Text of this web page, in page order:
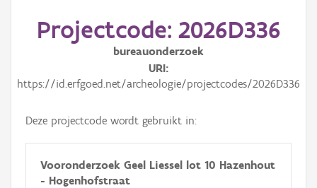
Projectcode: 2026D336
bureauonderzoek
URI
https://id.erfgoed.net/archeologie/projectcodes/2026D336
Deze projectcode wordt gebruikt in:
Vooronderzoek Geel Liessel lot 10 Hazenhout
- Hogenhofstraat